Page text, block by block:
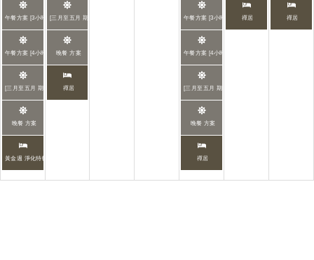
午餐方案 [3小時]
午餐方案 [4小時]
[三月至五月 期間限定] 春日咖啡館「晴與澱」禪意 套餐
晚餐 方案
黃金週 淨化特輯
[三月至五月 期間限定] 春日咖啡館「晴與澱」禪意 套餐
晚餐 方案
禪居
午餐方案 [3小時]
午餐方案 [4小時]
[三月至五月 期間限定] 春日咖啡館「晴與澱」禪
晚餐 方案
禪居
禪居 禪居